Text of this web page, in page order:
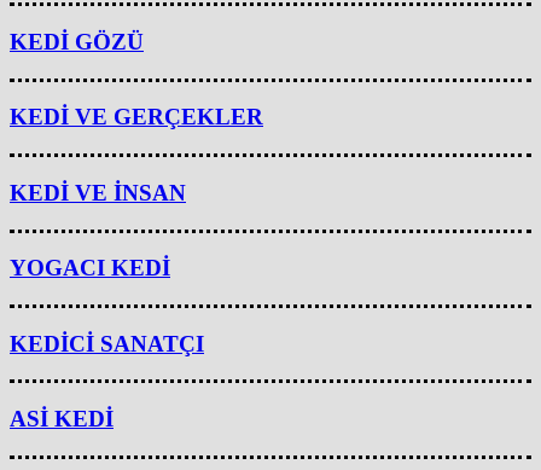
KEDİ GÖZÜ
KEDİ VE GERÇEKLER
KEDİ VE İNSAN
YOGACI KEDİ
KEDİCİ SANATÇI
ASİ KEDİ